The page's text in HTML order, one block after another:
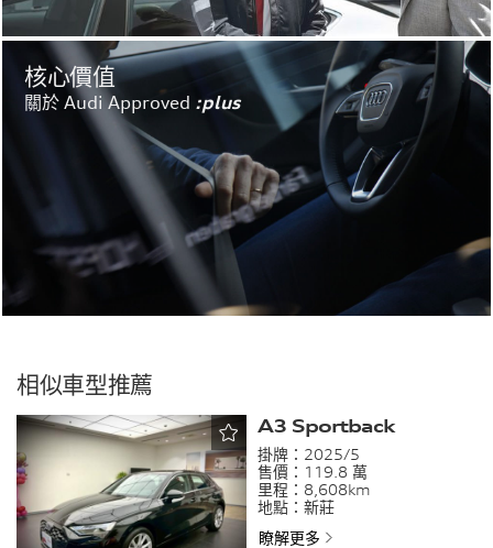
核心價值
關於 Audi Approved :plus
相似車型推薦
A3 Sportback
掛牌： 2025/5
售價： 119.8 萬
里程： 8,608km
地點： 新莊
瞭解更多